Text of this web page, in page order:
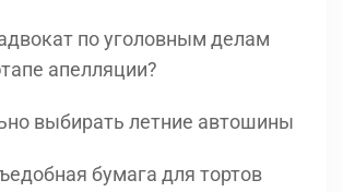
по уголовным делам
апелляции?
выбирать летние автошины
бумага для тортов